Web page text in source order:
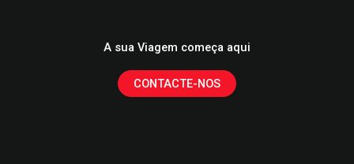
A sua Viagem começa aqui
CONTACTE-NOS